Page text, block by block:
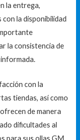
la entrega,
la disponibilidad
la consistencia de
con la
tiendas, así como
de manera
dificultades al
para sus ollas GM